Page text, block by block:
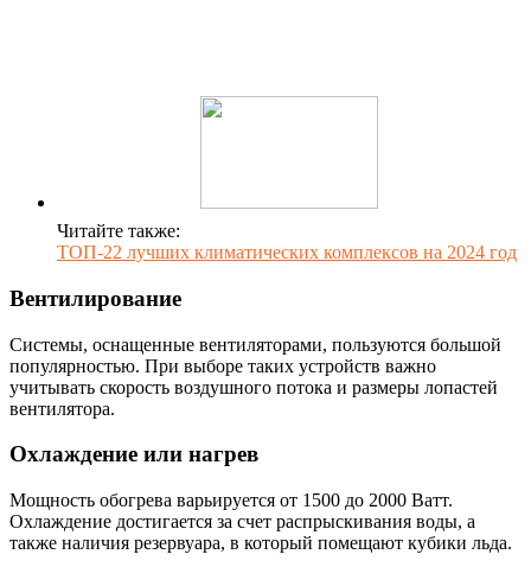
Читайте также:
ТОП-22 лучших климатических комплексов на 2024 год
Вентилирование
Системы, оснащенные вентиляторами, пользуются большой
популярностью. При выборе таких устройств важно
учитывать скорость воздушного потока и размеры лопастей
вентилятора.
Охлаждение или нагрев
Мощность обогрева варьируется от 1500 до 2000 Ватт.
Охлаждение достигается за счет распрыскивания воды, а
также наличия резервуара, в который помещают кубики льда.